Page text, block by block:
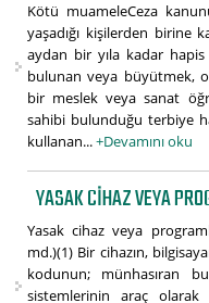
Kötü muameleCeza
yaşadığı kişilerden birine
aydan bir yıla kadar hapis
bulunan veya büyütmek,
bir meslek veya sanat
sahibi bulunduğu terbiye
kullanan...+Devamını oku
YASAK CIHAZ VEYA
Yasak cihaz veya
md.)(1) Bir cihazın,
kodunun; münhasıran
sistemlerinin araç olarak